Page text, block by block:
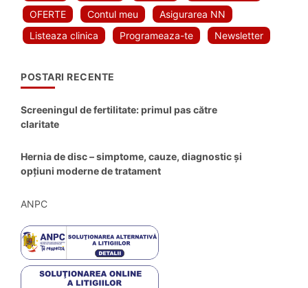
OFERTE
Contul meu
Asigurarea NN
Listeaza clinica
Programeaza-te Newsletter
POSTARI RECENTE
Screeningul de fertilitate: primul pas către
claritate
Hernia de disc – simptome, cauze, diagnostic și
opțiuni moderne de tratament
ANPC